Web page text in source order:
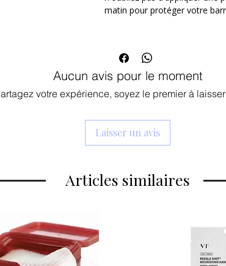
l'épiderme, stimule la
✨ Vos Bénéfices Visibles au
Apaisement immédiat :
tiraillement dès l'application.
Teint unifié & radieux :
d'acné pour révéler une
sans laisser de film
matin pour protéger votre
Aucun avis pour le moment
votre expérience, soyez le premier à
Laisser un avis
Articles similaires